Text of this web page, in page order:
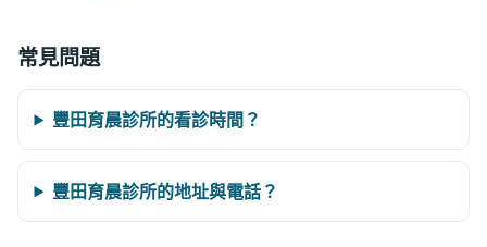
常見問題
豐田育晨診所的看診時間？
豐田育晨診所的地址與電話？